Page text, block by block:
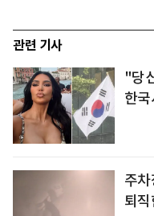
관련 기사
"당
한
주차
퇴